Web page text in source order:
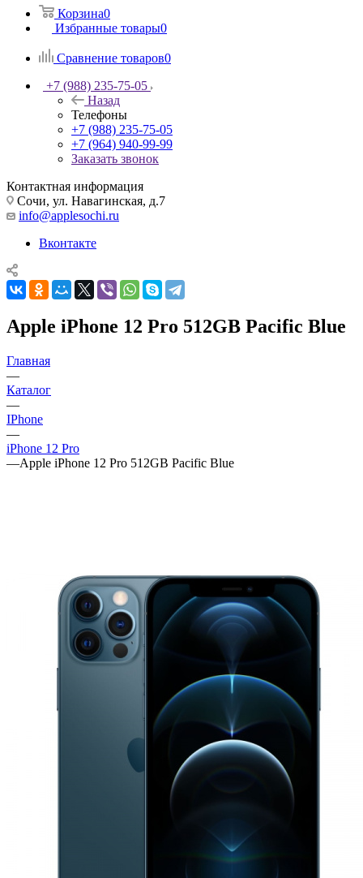
Корзина0
Избранные товары0
Сравнение товаров0
+7 (988) 235-75-05
Назад
Телефоны
+7 (988) 235-75-05
+7 (964) 940-99-99
Заказать звонок
Контактная информация
Сочи, ул. Навагинская, д.7
info@applesochi.ru
Вконтакте
Apple iPhone 12 Pro 512GB Pacific Blue
Главная
—
Каталог
—
IPhone
—
iPhone 12 Pro
—Apple iPhone 12 Pro 512GB Pacific Blue